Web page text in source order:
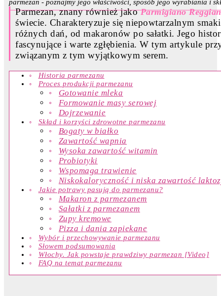
parmezan - poznajmy jego właściwości, sposób jego wyrabiania i
Parmezan, znany również jakoParmigiano
świecie. Charakteryzuje się niepowtarzalnym
różnych dań, od makaronów po sałatki. Jego
fascynujące i warte zgłębienia. W tym artykule
związanym z tym wyjątkowym serem.
Historia parmezanu
Proces produkcji parmezanu
Gotowanie mleka
Formowanie masy serowej
Dojrzewanie
Skład i korzyści zdrowotne parmezanu
Bogaty w białko
Zawartość wapnia
Wysoka zawartość witamin
Probiotyki
Wspomaga trawienie
Niskokaloryczność i niska zawartość
Jakie potrawy pasują do parmezanu?
Makaron z parmezanem
Sałatki z parmezanem
Zupy kremowe
Pizza i dania zapiekane
Wybór i przechowywanie parmezanu
Słowem podsumowania
Włochy. Jak powstaje prawdziwy parmezan [Video]
FAQ na temat parmezanu